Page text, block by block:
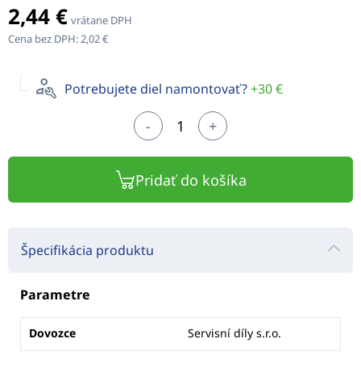
2,44 € vrátane DPH
Cena bez DPH:2,02 €
Potrebujete diel namontovať?+30 €
- +
Pridať do košíka
Špecifikácia produktu
Parametre
Dovozce Servisní díly s.r.o.